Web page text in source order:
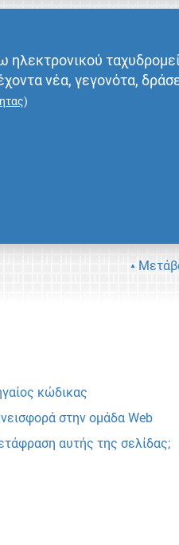
ηλεκτρονικού
νέα, γεγονότα,
)
κώδικας
στην ομάδα Web
αυτής της σελίδας;